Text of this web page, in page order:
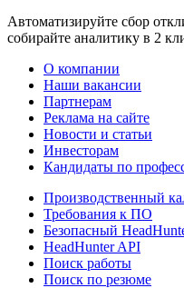
Автоматизируйте сбор
собирайте аналитику в 2
О компании
Наши вакансии
Партнерам
Реклама на сайте
Новости и статьи
Инвесторам
Кандидаты по
Производственный
Требования к ПО
Безопасный
HeadHunter API
Поиск работы
Поиск по резюме